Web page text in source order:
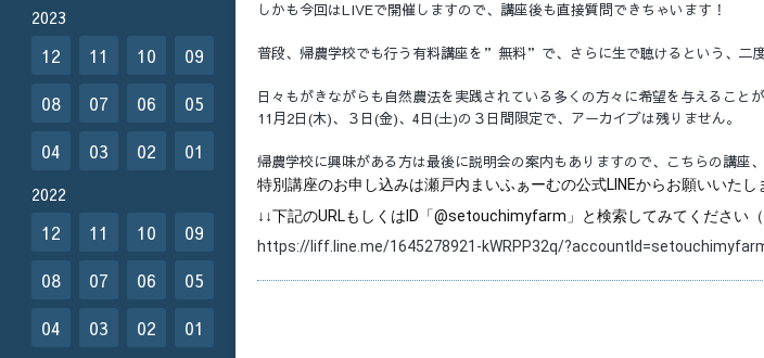
しかも今回はLIVEで開催しますので、講座後も直接質問できちゃいます！
普段、帰農学校でも行う有料講座を”無料”で、さらに生で聴けるという、二度
日々もがきながらも自然農法を実践されている多くの方々に希望を与えること
11月2日(木)、３日(金)、4日(土)の３日間限定で、アーカイブは残りません。
帰農学校に興味がある方は最後に説明会の案内もありますので、こちらの講座
特別講座のお申し込みは瀬戸内まいふぁーむの公式LINEからお願いいたし
↓↓下記のURLもしくはID「@setouchimyfarm」と検索してみてください
https://liff.line.me/1645278921-kWRPP32q/
2023
12 11 10
09
08
07 06
05
04
03 02 01
2022
12 11 10
09
08
07 06
05
04
03 02 01